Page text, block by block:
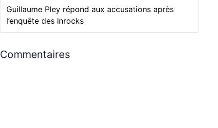
Guillaume Pley répond aux accusations après
l’enquête des Inrocks
Commentaires